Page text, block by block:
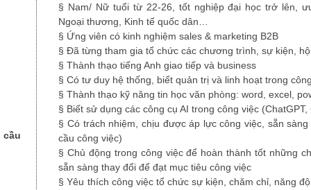
cầu
§ Nam/ Nữ tuổi từ 22-26, tốt nghiệp đại học trở lên,
Ngoại thương, Kinh tế quốc dân…
§ Ứng viên có kinh nghiệm sales & marketing B2B
§Đã từng tham gia tổ chức các chương trình, sự kiện,
§Thành thạo tiếng Anh giao tiếp và business
§Có tư duy hệ thống, biết quản trị và linh hoạt trong
§Thành thạo kỹ năng tin học văn phòng: word, excel,
§ Biết sử dụng các công cụ AI trong công việc
§Có trách nhiệm, chịu được áp lực công việc, sẵn
cầu công việc)
§Chủ động trong công việc để hoàn thành tốt những
sẵn sàng thay đổi để đạt mục tiêu công việc
§Yêu thích công việc tổ chức sự kiện, chăm chỉ, năng